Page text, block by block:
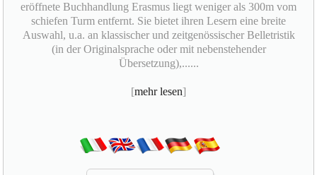
eröffnete Buchhandlung Erasmus liegt weniger als 300m vom
schiefen Turm entfernt. Sie bietet ihren Lesern eine breite
Auswahl, u.a. an klassischer und zeitgenössischer Belletristik
(in der Originalsprache oder mit nebenstehender
Übersetzung),......
[mehr lesen]